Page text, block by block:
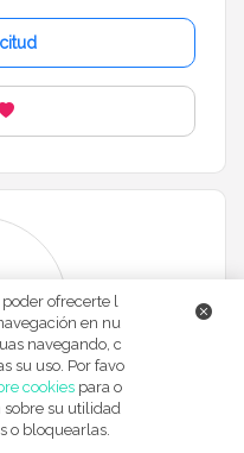
ofrecerte l
en nu
navegando, c
su uso. Por favo
cookiespara o
su utilidad
o bloquearlas.